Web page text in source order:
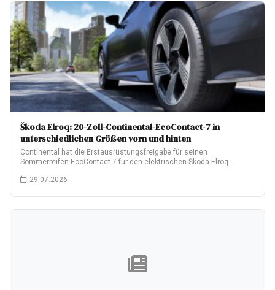
Škoda Elroq: 20-Zoll-Continental-EcoContact-7 in
unterschiedlichen Größen vorn und hinten
Continental hat die Erstausrüstungsfreigabe für seinen
Sommerreifen EcoContact 7 für den elektrischen Škoda Elroq
29.07.2026